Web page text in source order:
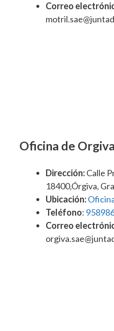
Correo
Oficina de Orgiva
Dirección:Calle
18400,Órgiva,
Ubicación:
Teléfono:
Correo